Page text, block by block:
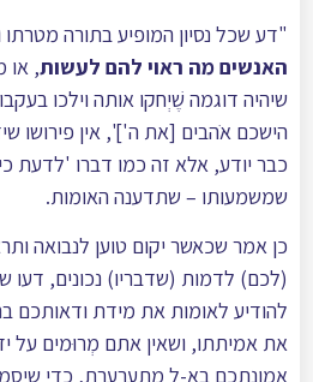
"דע שכל נסיון המופיע בתורה
האנשים מה ראוי להם לעשות, או
שיהיה דוגמה שֶׁיְחקו אותה וילכו
הישכם אֹהבים [את ה']', אין פירושו
כבר יודע, אלא זה כמו דברו 'לדעת
שמשמעותו – שתדענה האומות.
כן אמר שכאשר יקום טוען לנבואה
(לכם) לדמות (שדבריו) נכונים,
להודיע לאומות את מידת ודאותכם
את אמיתתו, ושאין אתם מְרוּמים על
אמונתכם בא-ל מתערערת, כדי